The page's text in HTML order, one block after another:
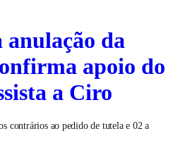
da
apoio do
a Ciro
contrários ao pedido de tutela e 02 a